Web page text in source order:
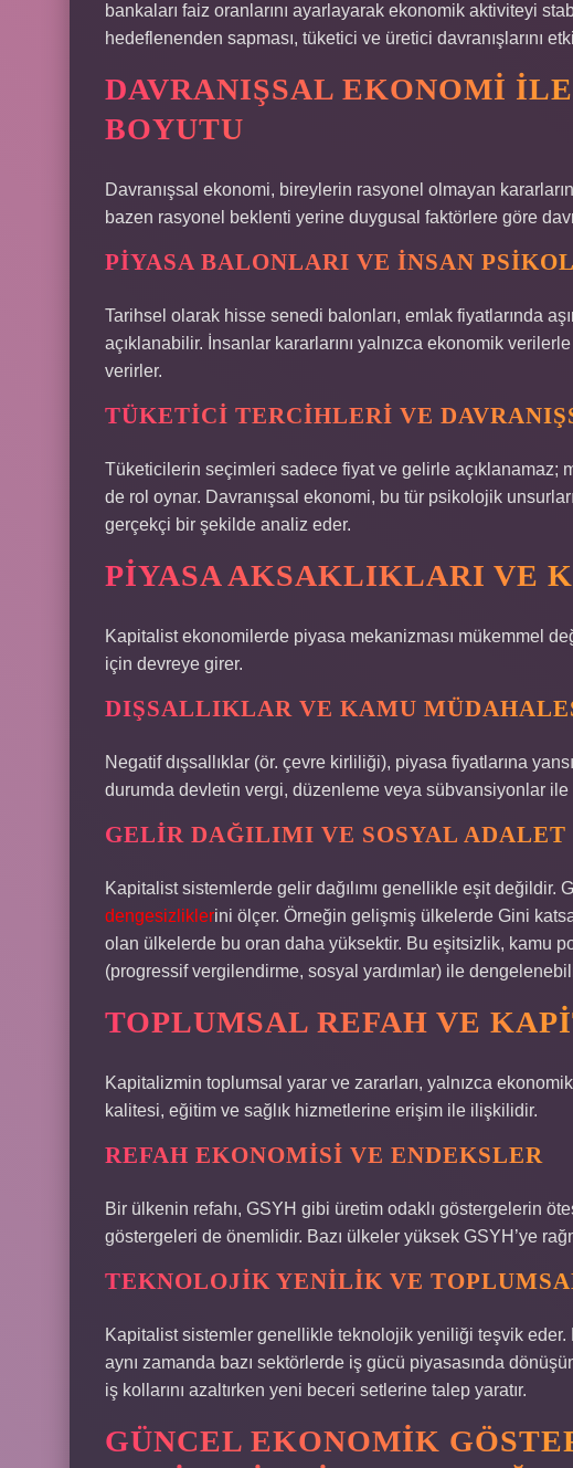
bankaları faiz oranlarını ayarlayarak ekonomik aktiviteyi
hedeflenenden sapması, tüketici ve üretici davranışlarını
DAVRANIŞSAL EKONOMI
BOYUTU
Davranışsal ekonomi, bireylerin rasyonel olmayan
bazen rasyonel beklenti yerine duygusal faktörlere göre
PIYASA BALONLARI VE İNSAN
Tarihsel olarak hisse senedi balonları, emlak fiyatlarında aşırı
açıklanabilir. İnsanlar kararlarını yalnızca ekonomik
verirler.
TÜKETICI TERCIHLERI VE
Tüketicilerin seçimleri sadece fiyat ve gelirle açıklanamaz;
de rol oynar. Davranışsal ekonomi, bu tür psikolojik
gerçekçi bir şekilde analiz eder.
PIYASA AKSAKLIKLARI VE
Kapitalist ekonomilerde piyasa mekanizması mükemmel
için devreye girer.
DIŞSALLIKLAR VE KAMU
Negatif dışsallıklar (ör. çevre kirliliği), piyasa fiyatlarına
durumda devletin vergi, düzenleme veya sübvansiyonlar
GELIR DAĞILIMI VE SOSYAL ADALET
Kapitalist sistemlerde gelir dağılımı genellikle eşit değildir.
dengesizliklerini ölçer. Örneğin gelişmiş ülkelerde Gini
olan ülkelerde bu oran daha yüksektir. Bu eşitsizlik, kamu
(progressif vergilendirme, sosyal yardımlar) ile
TOPLUMSAL REFAH VE
Kapitalizmin toplumsal yarar ve zararları, yalnızca
kalitesi, eğitim ve sağlık hizmetlerine erişim ile ilişkilidir.
REFAH EKONOMISI VE ENDEKSLER
Bir ülkenin refahı, GSYH gibi üretim odaklı göstergelerin
göstergeleri de önemlidir. Bazı ülkeler yüksek GSYH’ye
TEKNOLOJIK YENILIK VE
Kapitalist sistemler genellikle teknolojik yeniliği teşvik eder.
aynı zamanda bazı sektörlerde iş gücü piyasasında
iş kollarını azaltırken yeni beceri setlerine talep yaratır.
GÜNCEL EKONOMIK